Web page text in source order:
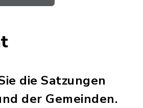
die Satzungen
der Gemeinden.